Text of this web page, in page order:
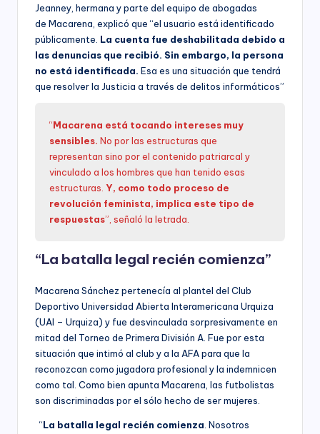
Jeanney, hermana y parte del equipo de abogadas
de Macarena, explicó que “el usuario está identificado
públicamente. La cuenta fue deshabilitada debido a
las denuncias que recibió. Sin embargo, la persona
no está identificada. Esa es una situación que tendrá
que resolver la Justicia a través de delitos informáticos”
“Macarena está tocando intereses muy
sensibles. No por las estructuras que
representan sino por el contenido patriarcal y
vinculado a los hombres que han tenido esas
estructuras. Y, como todo proceso de
revolución feminista, implica este tipo de
respuestas”, señaló la letrada.
“La batalla legal recién comienza”
Macarena Sánchez pertenecía al plantel del Club
Deportivo Universidad Abierta Interamericana Urquiza
(UAI – Urquiza) y fue desvinculada sorpresivamente en
mitad del Torneo de Primera División A. Fue por esta
situación que intimó al club y a la AFA para que la
reconozcan como jugadora profesional y la indemnicen
como tal. Como bien apunta Macarena, las futbolistas
son discriminadas por el sólo hecho de ser mujeres.
“La batalla legal recién comienza. Nosotros